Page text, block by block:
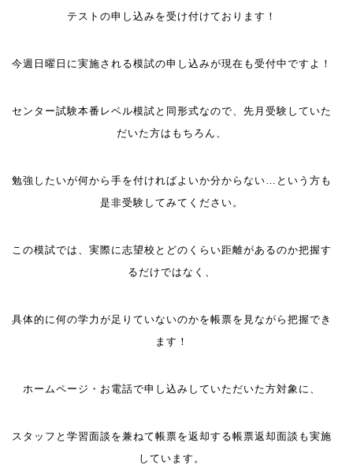
テストの申し込みを受け付けております！
今週日曜日に実施される模試の申し込みが現在も受付中ですよ！
センター試験本番レベル模試と同形式なので、先月受験していた
だいた方はもちろん、
勉強したいが何から手を付ければよいか分からない…という方も
是非受験してみてください。
この模試では、実際に志望校とどのくらい距離があるのか把握す
るだけではなく、
具体的に何の学力が足りていないのかを帳票を見ながら把握でき
ます！
ホームページ・お電話で申し込みしていただいた方対象に、
スタッフと学習面談を兼ねて帳票を返却する帳票返却面談も実施
しています。